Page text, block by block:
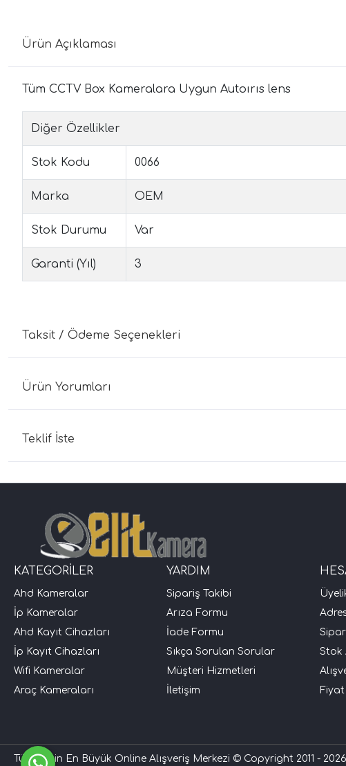
Ürün Açıklaması
Tüm CCTV Box Kameralara Uygun Autoırıs lens
Diğer Özellikler
Stok Kodu 0066
Marka OEM
Stok Durumu Var
Garanti (Yıl) 3
Taksit / Ödeme Seçenekleri
Ürün Yorumları
Teklif İste
KATEGORİLER
Ahd Kameralar
İp Kameralar
Ahd Kayıt Cihazları
İp Kayıt Cihazları
Wifi Kameralar
Araç Kameraları
YARDIM
Sipariş Takibi
Arıza Formu
İade Formu
Sıkça Sorulan Sorular
Müşteri Hizmetleri
İletişim
Stok
Türkiye'nin En Büyük Online Alışveriş Merkezi © Copyright 2011 - 2026